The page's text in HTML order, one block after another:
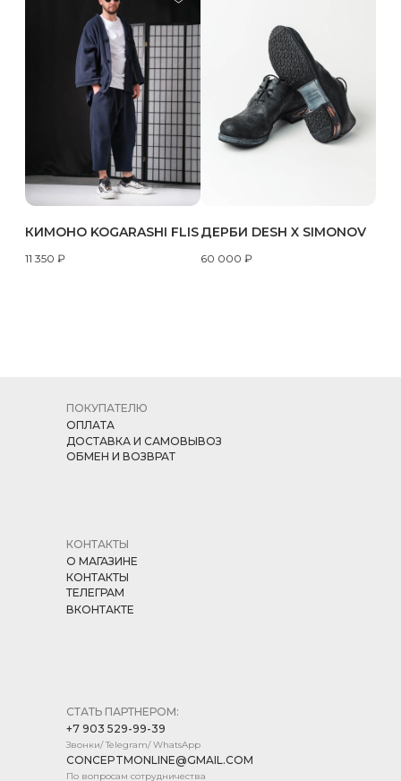
КИМОНО KOGARASHI FLIS
11 350 ₽
ДЕРБИ DESH X SIMONOV
60 000 ₽
СТАТЬ ПАРТНЕРОМ:
+7 903 529-99-39
Звонки/ Telegram/ WhatsApp
CONCEPTMONLINE@GMAIL.COM
По вопросам сотрудничества
КОНТАКТЫ
О МАГАЗИНЕ
КОНТАКТЫ
ТЕЛЕГРАМ
ВКОНТАКТЕ
ПОКУПАТЕЛЮ
ОПЛАТА
ДОСТАВКА И САМОВЫВОЗ
ОБМЕН И ВОЗВРАТ